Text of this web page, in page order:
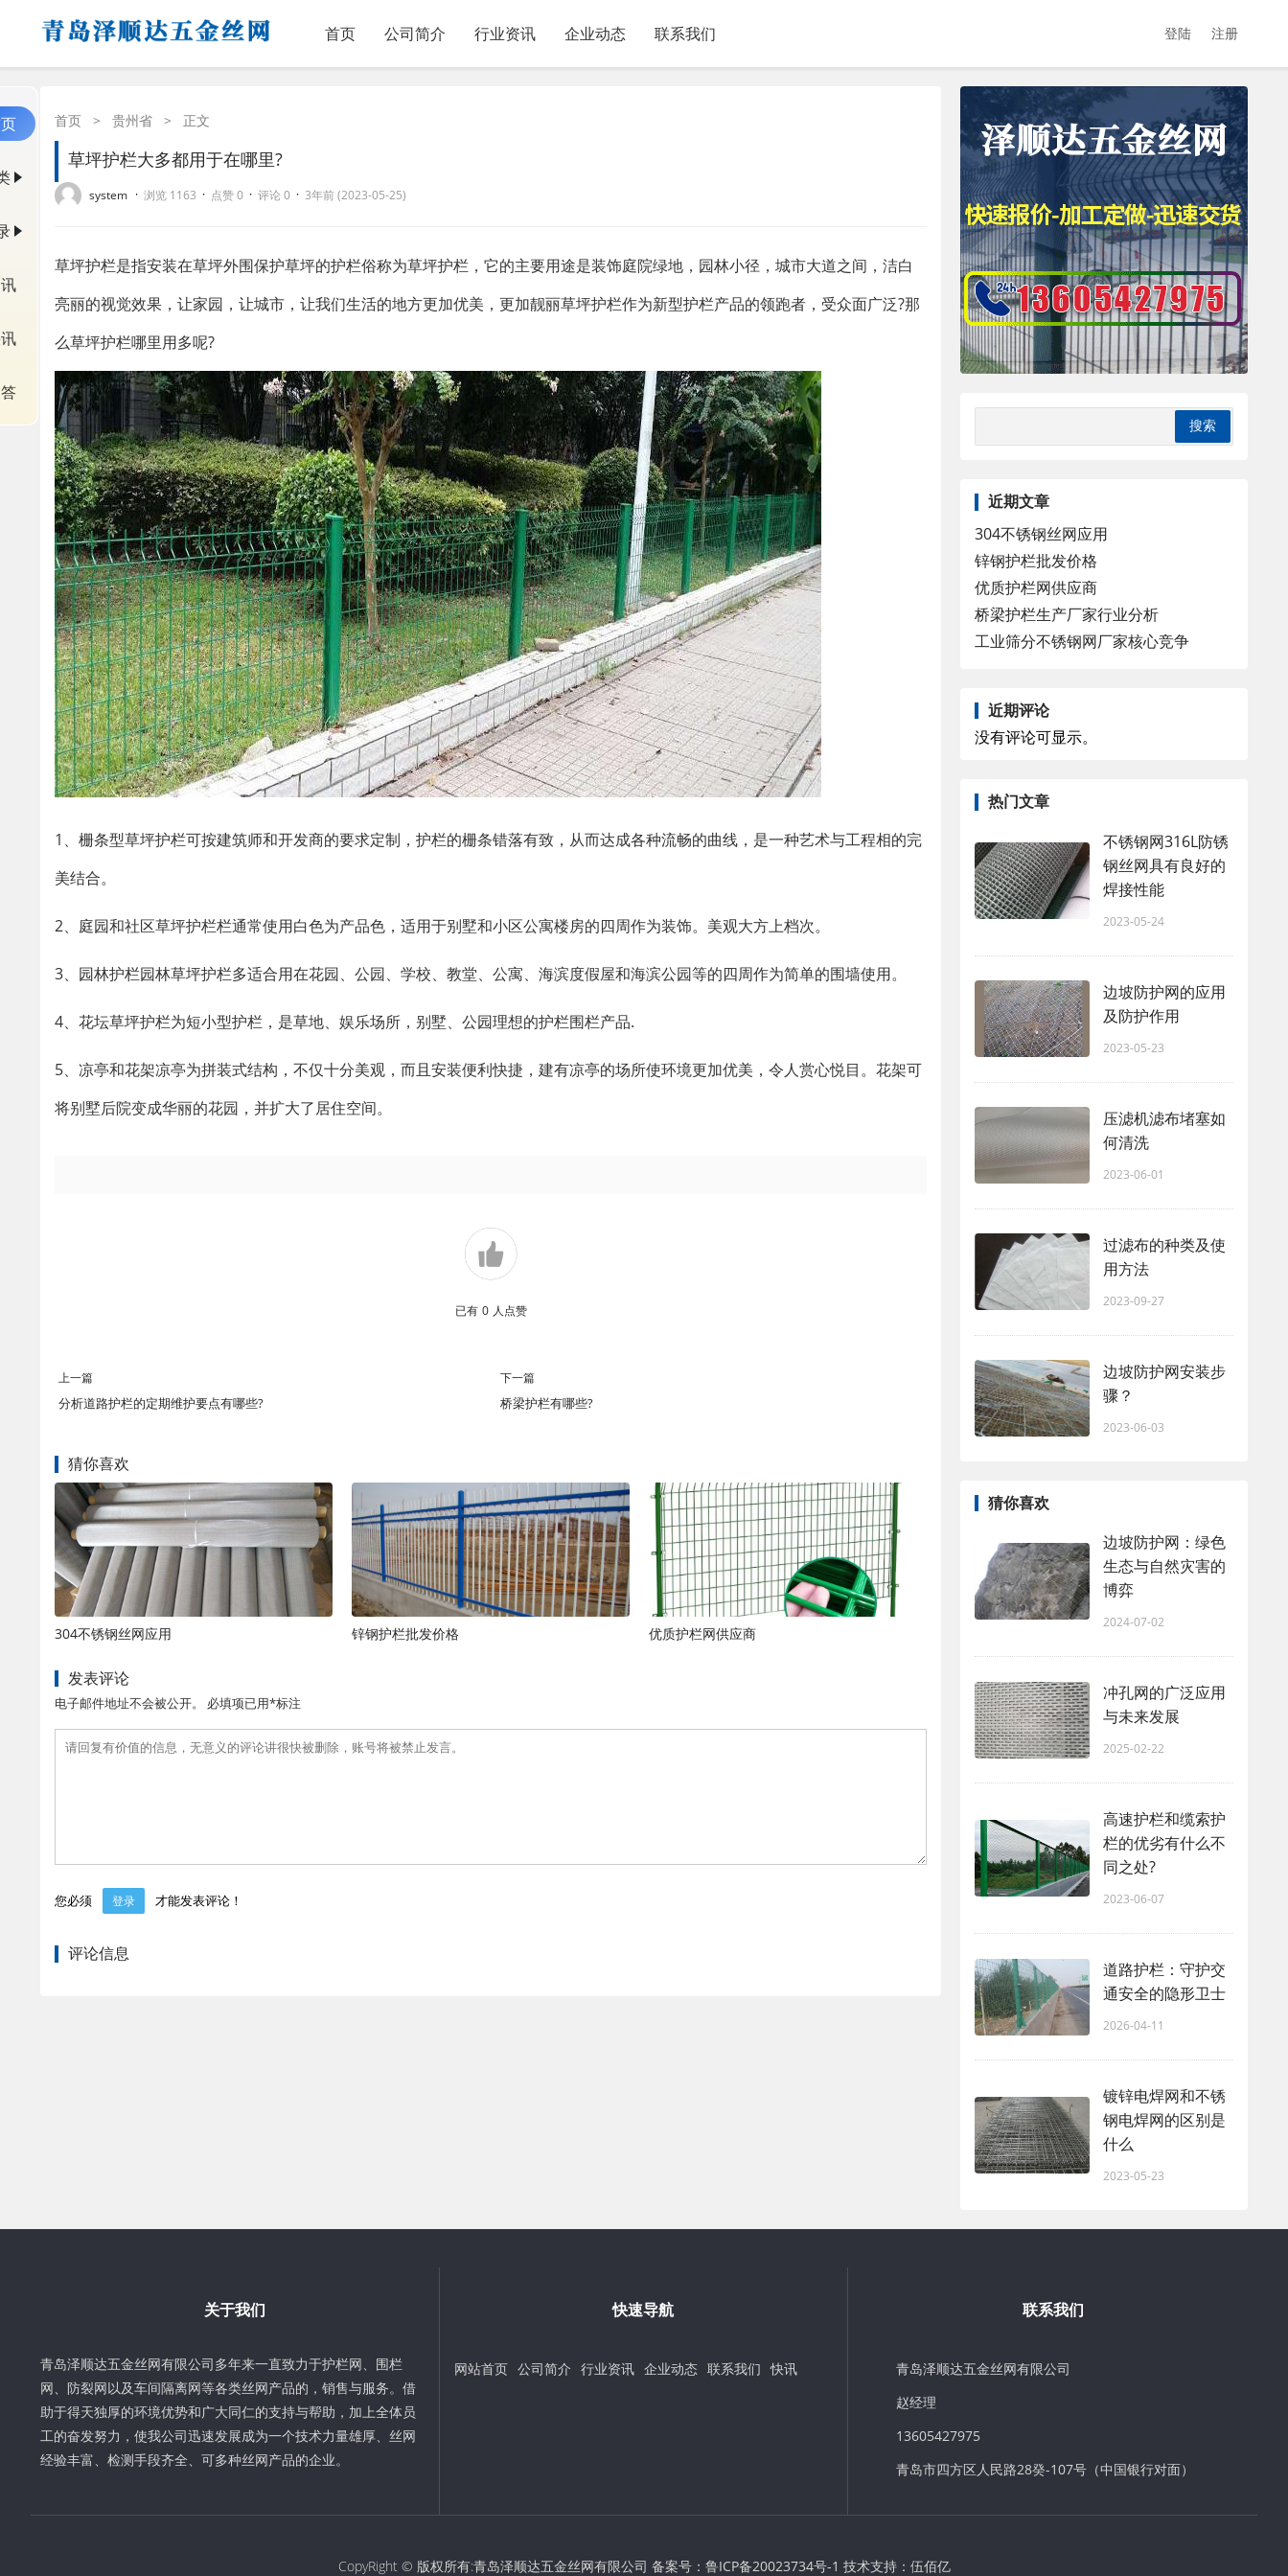
首页 公司简介 行业资讯 企业动态 联系我们 登陆 注册
首页 > 贵州省 > 正文
草坪护栏大多都用于在哪里?
system · 浏览 1163 · 点赞 0 · 评论 0 · 3年前 (2023-05-25)
草坪护栏是指安装在草坪外围保护草坪的护栏俗称为草坪护栏，它的主要用途是装饰庭院绿地，园林小径，城市大道之间，洁白
亮丽的视觉效果，让家园，让城市，让我们生活的地方更加优美，更加靓丽草坪护栏作为新型护栏产品的领跑者，受众面广泛?那
么草坪护栏哪里用多呢?
1、栅条型草坪护栏可按建筑师和开发商的要求定制，护栏的栅条错落有致，从而达成各种流畅的曲线，是一种艺术与工程相的完
美结合。
2、庭园和社区草坪护栏栏通常使用白色为产品色，适用于别墅和小区公寓楼房的四周作为装饰。美观大方上档次。
3、园林护栏园林草坪护栏多适合用在花园、公园、学校、教堂、公寓、海滨度假屋和海滨公园等的四周作为简单的围墙使用。
4、花坛草坪护栏为短小型护栏，是草地、娱乐场所，别墅、公园理想的护栏围栏产品.
5、凉亭和花架凉亭为拼装式结构，不仅十分美观，而且安装便利快捷，建有凉亭的场所使环境更加优美，令人赏心悦目。花架可
将别墅后院变成华丽的花园，并扩大了居住空间。
已有 0 人点赞
上一篇
分析道路护栏的定期维护要点有哪些?
下一篇
桥梁护栏有哪些?
猜你喜欢
304不锈钢丝网应用 锌钢护栏批发价格 优质护栏网供应商
发表评论
电子邮件地址不会被公开。 必填项已用*标注
您必须 登录 才能发表评论！
评论信息
近期文章
304不锈钢丝网应用
锌钢护栏批发价格
优质护栏网供应商
桥梁护栏生产厂家行业分析
工业筛分不锈钢网厂家核心竞争
近期评论
没有评论可显示。
热门文章
不锈钢网316L防锈
钢丝网具有良好的
焊接性能
2023-05-24
边坡防护网的应用
及防护作用
2023-05-23
压滤机滤布堵塞如
何清洗
2023-06-01
过滤布的种类及使
用方法
2023-09-27
边坡防护网安装步
骤？
2023-06-03
猜你喜欢
边坡防护网：绿色
生态与自然灾害的
博弈
2024-07-02
冲孔网的广泛应用
与未来发展
2025-02-22
高速护栏和缆索护
栏的优劣有什么不
同之处?
2023-06-07
道路护栏：守护交
通安全的隐形卫士
2026-04-11
镀锌电焊网和不锈
钢电焊网的区别是
什么
2023-05-23
关于我们
青岛泽顺达五金丝网有限公司多年来一直致力于护栏网、围栏
网、防裂网以及车间隔离网等各类丝网产品的，销售与服务。借
助于得天独厚的环境优势和广大同仁的支持与帮助，加上全体员
工的奋发努力，使我公司迅速发展成为一个技术力量雄厚、丝网
经验丰富、检测手段齐全、可多种丝网产品的企业。
快速导航
网站首页 公司简介 行业资讯 企业动态 联系我们 快讯
联系我们
青岛泽顺达五金丝网有限公司
赵经理
13605427975
青岛市四方区人民路28癸-107号（中国银行对面）
CopyRight © 版权所有:青岛泽顺达五金丝网有限公司 备案号： 鲁ICP备20023734号-1 技术支持： 伍佰亿